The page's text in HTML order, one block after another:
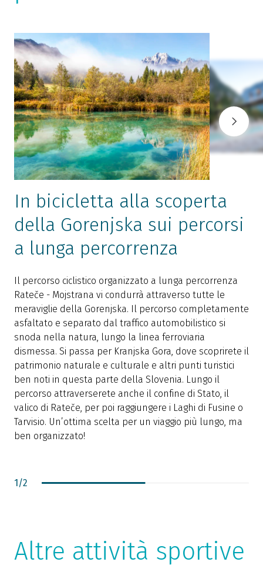
In bicicletta alla scoperta
della Gorenjska sui percorsi
a lunga percorrenza
Il percorso ciclistico organizzato a lunga percorrenza
Rateče - Mojstrana vi condurrà attraverso tutte le
meraviglie della Gorenjska. Il percorso completamente
asfaltato e separato dal traffico automobilistico si
snoda nella natura, lungo la linea ferroviaria
dismessa. Si passa per Kranjska Gora, dove scoprirete il
patrimonio naturale e culturale e altri punti turistici
ben noti in questa parte della Slovenia. Lungo il
percorso attraverserete anche il confine di Stato, il
valico di Rateče, per poi raggiungere i Laghi di Fusine o
Tarvisio. Un’ottima scelta per un viaggio più lungo, ma
ben organizzato!
1/2
Altre attività sportive